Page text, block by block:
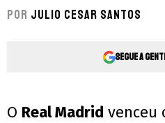
Por Julio Cesar Santos
Segue a
O Real Madrid venceu